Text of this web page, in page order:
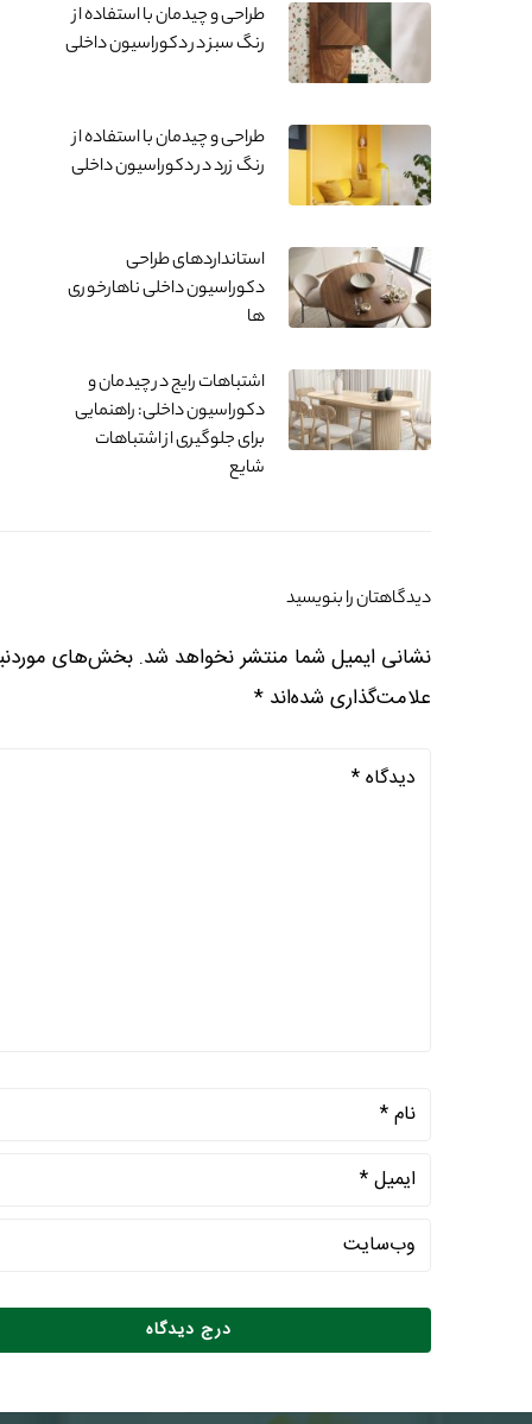
طراحی و چیدمان با استفاده از
رنگ سبز در دکوراسیون داخلی
طراحی و چیدمان با استفاده از
رنگ زرد در دکوراسیون داخلی
استانداردهای طراحی
دکوراسیون داخلی ناهارخوری
ها
اشتباهات رایج در چیدمان و
دکوراسیون داخلی: راهنمایی
برای جلوگیری از اشتباهات
شایع
دیدگاهتان را بنویسید
نشانی ایمیل شما منتشر نخواهد شد. بخش‌های
علامت‌گذاری شده‌اند *